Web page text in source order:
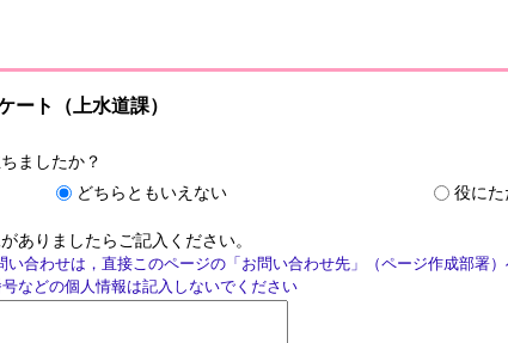
ート（上水道課）
ましたか？
どちらともいえない 役にた
ありましたらご記入ください。
い合わせは，直接このページの「お問い合わせ先」（ページ作成部署
などの個人情報は記入しないでください